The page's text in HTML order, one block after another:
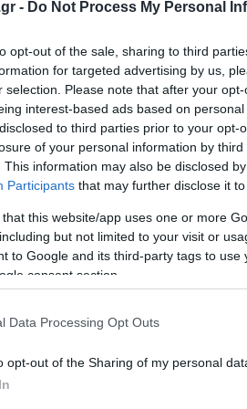
- Do Not Process My Personal
opt-out of the sale, sharing to third
for targeted advertising by us,
selection. Please note that after your
interest-based ads based on
to third parties prior to your opt-
of your personal information by third
This information may also be disclosed
Participants that may further disclose it
that this website/app uses one or more
but not limited to your visit or
to Google and its third-party tags to
consent section.
Data Processing Opt Outs
opt-out of the Sharing of my personal
σχολείο στο Νέο Ηράκλειο
η πανελλαδική σύσκεψη
και χιόνια;
Lykavitos.gr στο Google
όλες τις ειδήσεις